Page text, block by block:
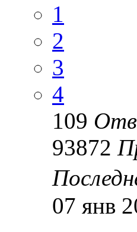
1
2
3
4
109
93872
07 янв